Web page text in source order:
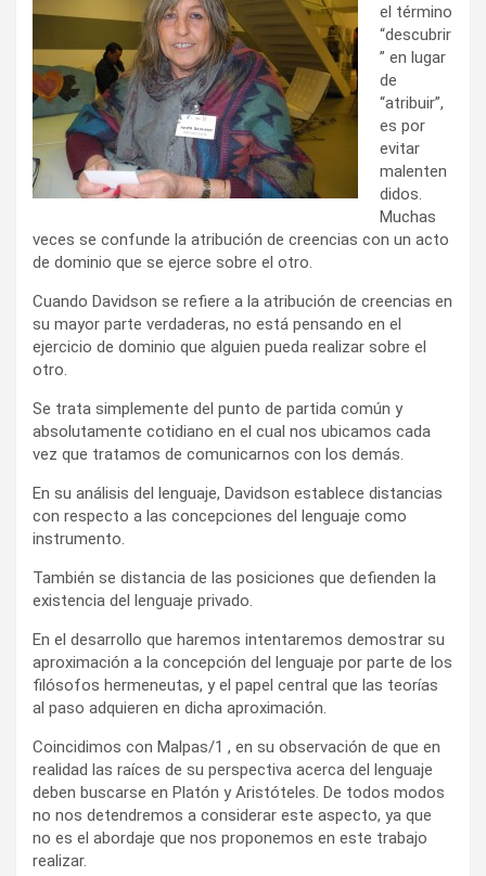
el término
“descubrir
” en lugar
de
“atribuir”,
es por
evitar
malenten
didos.
Muchas
veces se confunde la atribución de creencias con un acto
de dominio que se ejerce sobre el otro.
Cuando Davidson se refiere a la atribución de creencias en
su mayor parte verdaderas, no está pensando en el
ejercicio de dominio que alguien pueda realizar sobre el
otro.
Se trata simplemente del punto de partida común y
absolutamente cotidiano en el cual nos ubicamos cada
vez que tratamos de comunicarnos con los demás.
En su análisis del lenguaje, Davidson establece distancias
con respecto a las concepciones del lenguaje como
instrumento.
También se distancia de las posiciones que defienden la
existencia del lenguaje privado.
En el desarrollo que haremos intentaremos demostrar su
aproximación a la concepción del lenguaje por parte de los
filósofos hermeneutas, y el papel central que las teorías
al paso adquieren en dicha aproximación.
Coincidimos con Malpas/1 , en su observación de que en
realidad las raíces de su perspectiva acerca del lenguaje
deben buscarse en Platón y Aristóteles. De todos modos
no nos detendremos a considerar este aspecto, ya que
no es el abordaje que nos proponemos en este trabajo
realizar.